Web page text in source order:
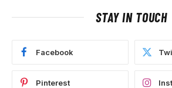
STAY IN TOUCH
Facebook
Pinterest